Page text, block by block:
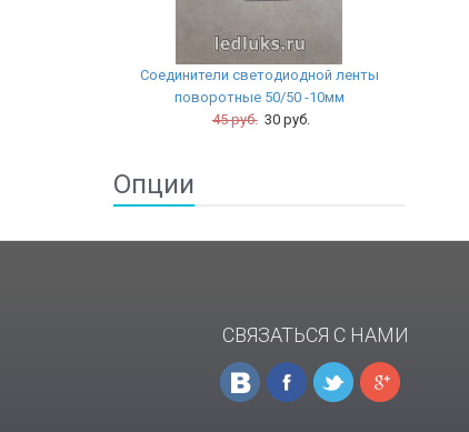
Соединители светодиодной ленты
поворотные 50/50 -10мм
45 руб. 30 руб.
Опции
СВЯЗАТЬСЯ С НАМИ